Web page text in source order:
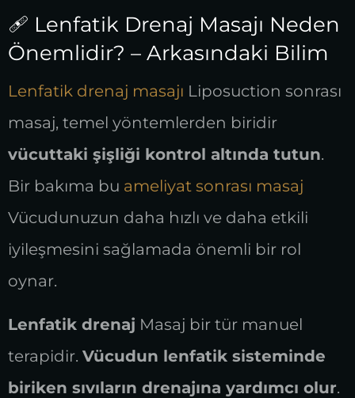
🩹 Lenfatik Drenaj Masajı Neden
Önemlidir? – Arkasındaki Bilim
Lenfatik drenaj masajı Liposuction sonrası
masaj, temel yöntemlerden biridir
vücuttaki şişliği kontrol altında tutun.
Bir bakıma bu ameliyat sonrası masaj
Vücudunuzun daha hızlı ve daha etkili
iyileşmesini sağlamada önemli bir rol
oynar.
Lenfatik drenaj Masaj bir tür manuel
terapidir. Vücudun lenfatik sisteminde
biriken sıvıların drenajına yardımcı olur.